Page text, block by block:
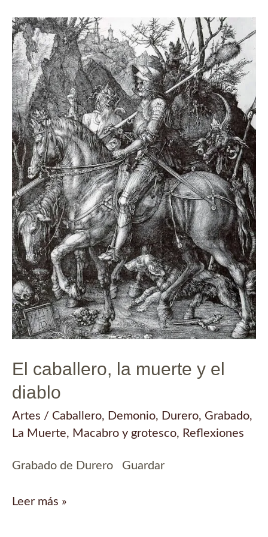
más
grandes
tienes!
El caballero, la muerte y el
diablo
Artes / Caballero, Demonio, Durero, Grabado,
La Muerte, Macabro y grotesco, Reflexiones
Grabado de Durero Guardar
El
Leer más »